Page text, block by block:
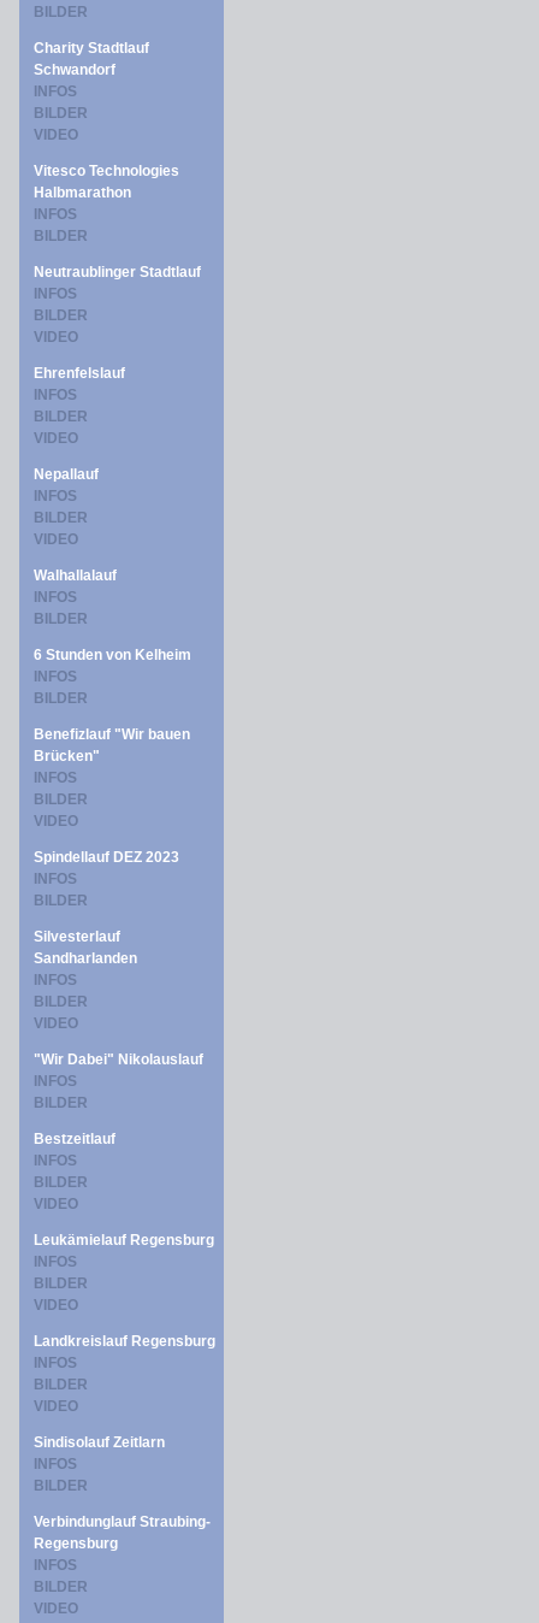
BILDER
Charity Stadtlauf
Schwandorf
INFOS
BILDER
VIDEO
Vitesco Technologies
Halbmarathon
INFOS
BILDER
Neutraublinger Stadtlauf
INFOS
BILDER
VIDEO
Ehrenfelslauf
INFOS
BILDER
VIDEO
Nepallauf
INFOS
BILDER
VIDEO
Walhallalauf
INFOS
BILDER
6 Stunden von Kelheim
INFOS
BILDER
Benefizlauf "Wir bauen
Brücken"
INFOS
BILDER
VIDEO
Spindellauf DEZ 2023
INFOS
BILDER
Silvesterlauf
Sandharlanden
INFOS
BILDER
VIDEO
"Wir Dabei" Nikolauslauf
INFOS
BILDER
Bestzeitlauf
INFOS
BILDER
VIDEO
Leukämielauf Regensburg
INFOS
BILDER
VIDEO
Landkreislauf Regensburg
INFOS
BILDER
VIDEO
Sindisolauf Zeitlarn
INFOS
BILDER
Verbindunglauf Straubing-
Regensburg
INFOS
BILDER
VIDEO